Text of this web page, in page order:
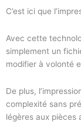
C’est ici que
Avec cette
simplement un
modifier à volonté
De plus,
complexité sans
légères aux pièces